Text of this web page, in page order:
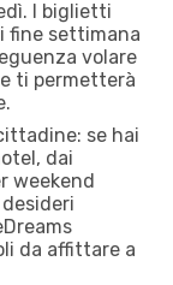
I biglietti
fine settimana
volare
ti permetterà
se hai
dai
weekend
da affittare a